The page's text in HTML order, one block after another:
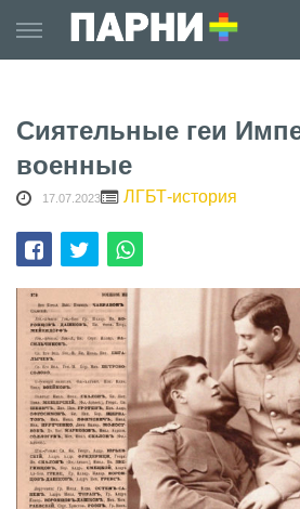
to
content
Сиятельные геи
военные
17.07.2023 ЛГБТ-история